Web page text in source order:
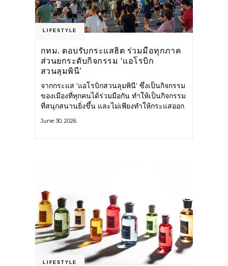
LIFESTYLE
กทม. ตอบรับกระแสฮิต ร่วมมือทุกภาค
ส่วนยกระดับกิจกรรม ‘แอโรบิก
สวนลุมพินี’
จากกระแส ‘แอโรบิกสวนลุมพินี’ ซึ่งเป็นกิจกรรม
ของเมืองที่ทุกคนได้ร่วมมือกัน ทำให้เป็นกิจกรรม
ที่สนุกสนานยิ่งขึ้น และไม่เพียงทำให้กระแสออก
กระจายไปยังหลายพื้นที่ของประเทศที่อยากออก
June 30, 2026
LIFESTYLE